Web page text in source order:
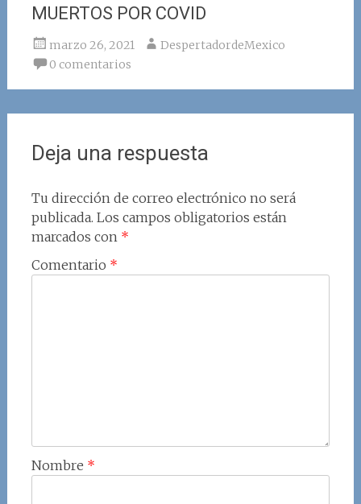
MUERTOS POR COVID
marzo 26, 2021
DespertadordeMexico
0 comentarios
Deja una respuesta
Tu dirección de correo electrónico no será
publicada. Los campos obligatorios están
marcados con *
Comentario *
Nombre *